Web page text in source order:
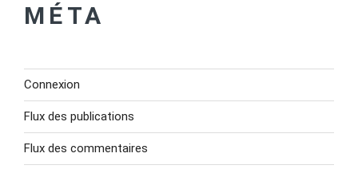
MÉTA
Connexion
Flux des publications
Flux des commentaires